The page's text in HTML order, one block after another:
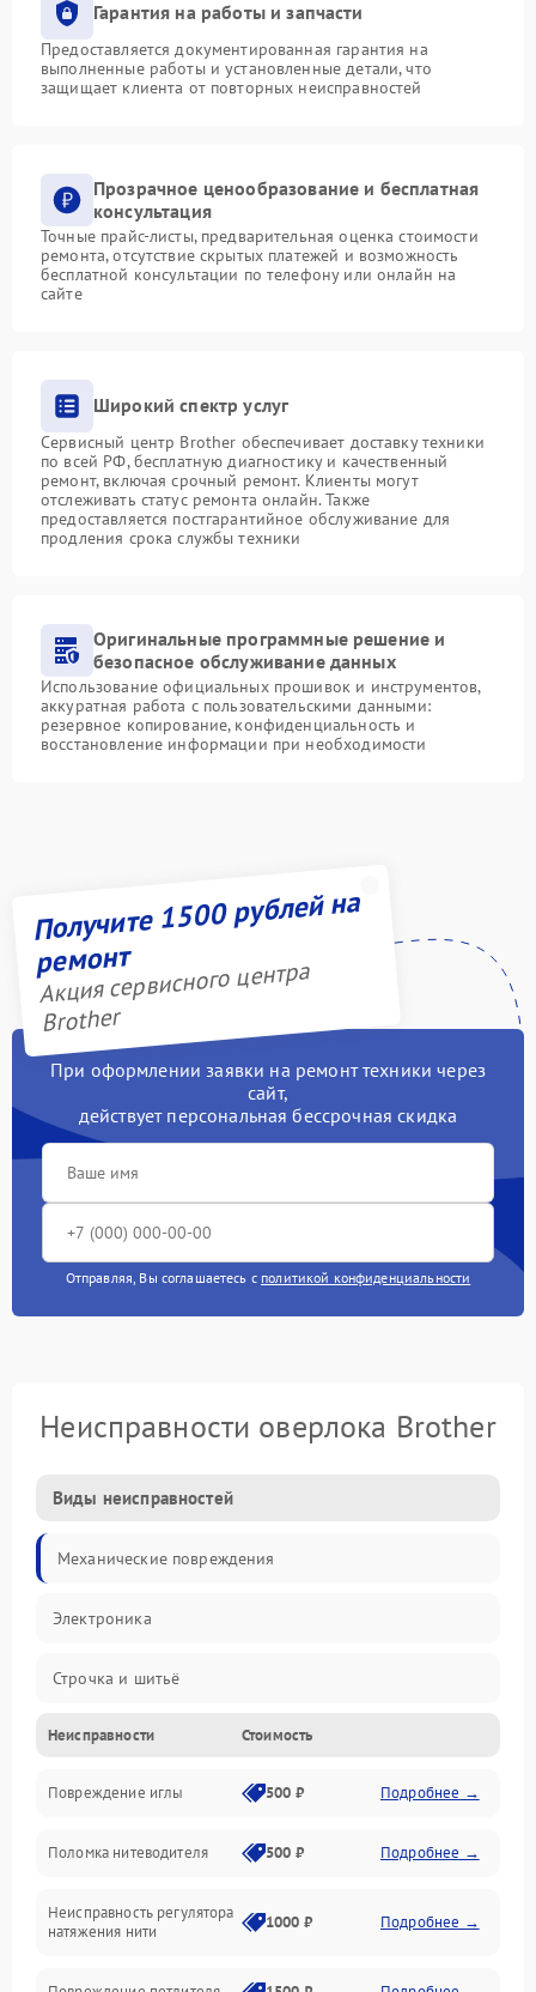
Гарантия на работы и запчасти
Предоставляется документированная гарантия на
выполненные работы и установленные детали, что
защищает клиента от повторных неисправностей
Прозрачное ценообразование и бесплатная
консультация
Точные прайс-листы, предварительная оценка стоимости
ремонта, отсутствие скрытых платежей и возможность
бесплатной консультации по телефону или онлайн на
сайте
Широкий спектр услуг
Сервисный центр Brother обеспечивает доставку техники
по всей РФ, бесплатную диагностику и качественный
ремонт, включая срочный ремонт. Клиенты могут
отслеживать статус ремонта онлайн. Также
предоставляется постгарантийное обслуживание для
продления срока службы техники
Оригинальные программные решение и
безопасное обслуживание данных
Использование официальных прошивок и инструментов,
аккуратная работа с пользовательскими данными:
резервное копирование, конфиденциальность и
восстановление информации при необходимости
Получите 1500 рублей на
ремонт
Акция сервисного центра
Brother
При оформлении заявки на ремонт техники через
сайт,
действует персональная бессрочная скидка
Отправляя, Вы соглашаетесь с политикой конфиденциальности
Неисправности оверлока Brother
Виды неисправностей
Механические повреждения
Электроника
Строчка и шитьё
Прочие неисправности
Подача ткани
Игловодитель и механизмы
Ножи и обрезка
Шпульки, нити и заправка
Неисправности Стоимость
Повреждение иглы 500 ₽ Подробнее →
Поломка нитеводителя 500 ₽ Подробнее →
Неисправность регулятора
натяжения нити
1000 ₽ Подробнее →